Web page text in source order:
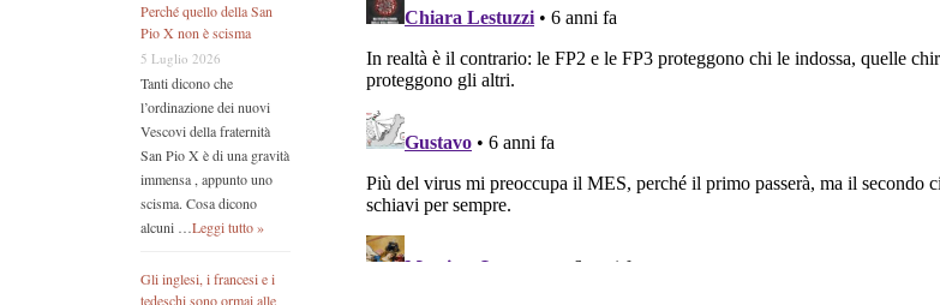
Perché quello della San
Pio X non è scisma
5 Luglio 2026
Tanti dicono che
l’ordinazione dei nuovi
Vescovi della fraternità
San Pio X è di una gravità
immensa , appunto uno
scisma. Cosa dicono
alcuni …Leggi tutto »
Gli inglesi, i francesi e i
tedeschi sono ormai alle